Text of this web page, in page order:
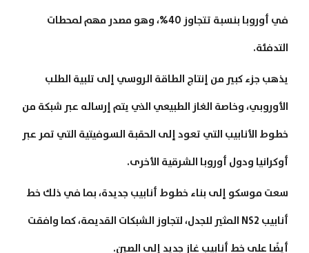
في أوروبا بنسبة تتجاوز 40%، وهو مصدر مهم لمحطات
التدفئة.
يذهب جزء كبير من إنتاج الطاقة الروسي إلى تلبية الطلب
الأوروبي، وخاصة الغاز الطبيعي الذي يتم إرساله عبر شبكة من
خطوط الأنابيب التي تعود إلى الحقبة السوفيتية التي تمر عبر
أوكرانيا ودول أوروبا الشرقية الأخرى.
سعت موسكو إلى بناء خطوط أنابيب جديدة، بما في ذلك خط
أنابيب NS2 المثير للجدل، لتجاوز الشبكات القديمة، كما وافقت
أيضًا على خط أنابيب غاز جديد إلى الصين.